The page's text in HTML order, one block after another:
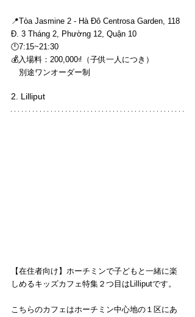
📍Tòa Jasmine 2 - Hà Đô Centrosa Garden, 118
Đ. 3 Tháng 2, Phường 12, Quận 10
🕛7:15~21:30
💰入場料：200,000₫（子供一人につき）
別途ワンオーダー制
2. Lilliput
【在住者向け】ホーチミンで子どもと一緒に楽
しめるキッズカフェ特集２つ目はLilliputです。
こちらのカフェはホーチミン中心地の１区にあ